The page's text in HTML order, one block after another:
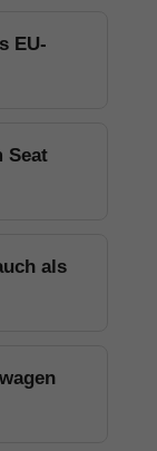
EU-
Seat
als